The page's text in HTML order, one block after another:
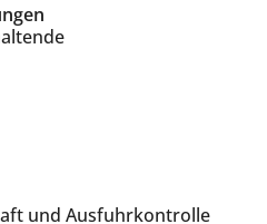
und Ausfuhrkontrolle